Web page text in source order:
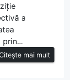
a
Citește mai mult